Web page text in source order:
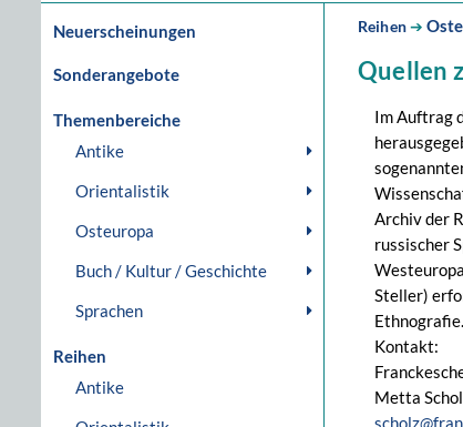
Neuerscheinungen
Sonderangebote
Themenbereiche
Antike
Orientalistik
Osteuropa
Buch / Kultur / Geschichte
Sprachen
Reihen
Antike
Reihen➔
Quellen
Im Auftrag
Archiv der
russischer
Steller)
Ethnografie.
Kontakt:
Metta